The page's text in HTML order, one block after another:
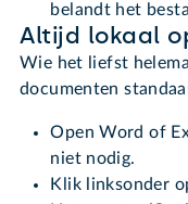
belandt het
Altijd lokaal
Wie het liefst
documenten
Open Word of
niet nodig.
Klik linksonder